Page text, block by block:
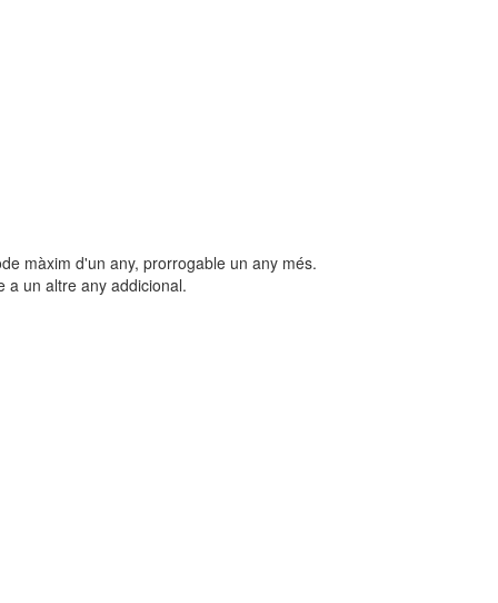
màxim d'un any, prorrogable un any més.
a un altre any addicional.